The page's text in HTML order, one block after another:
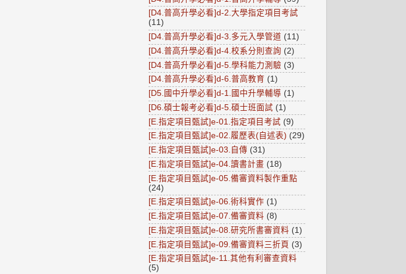
[D4.普高升學必看]d-2.大學指定項目考試
(11)
[D4.普高升學必看]d-3.多元入學管道 (11)
[D4.普高升學必看]d-4.校系分則查詢 (2)
[D4.普高升學必看]d-5.學科能力測驗 (3)
[D4.普高升學必看]d-6.普高教育 (1)
[D5.國中升學必看]d-1.國中升學輔導 (1)
[D6.碩士報考必看]d-5.碩士班面試 (1)
[E.指定項目甄試]e-01.指定項目考試 (9)
[E.指定項目甄試]e-02.履歷表(自述表) (29)
[E.指定項目甄試]e-03.自傳 (31)
[E.指定項目甄試]e-04.讀書計畫 (18)
[E.指定項目甄試]e-05.備審資料製作重點
(24)
[E.指定項目甄試]e-06.術科實作 (1)
[E.指定項目甄試]e-07.備審資料 (8)
[E.指定項目甄試]e-08.研究所書審資料 (1)
[E.指定項目甄試]e-09.備審資料三折頁 (3)
[E.指定項目甄試]e-11.其他有利審查資料
(5)